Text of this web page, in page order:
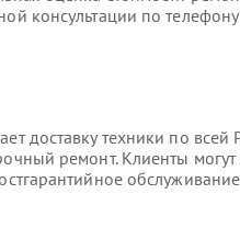
консультации по
доставку техники по всей
ремонт. Клиенты могут